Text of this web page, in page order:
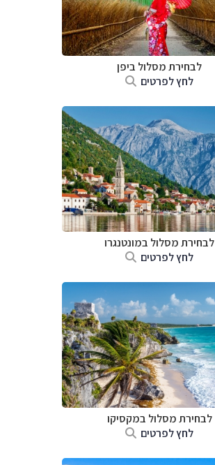
לבחירת מסלול ביפן
לחץ לפרטים
לבחירת מסלול במונטנגרו
לחץ לפרטים
לבחירת מסלול במקסיקו
לחץ לפרטים